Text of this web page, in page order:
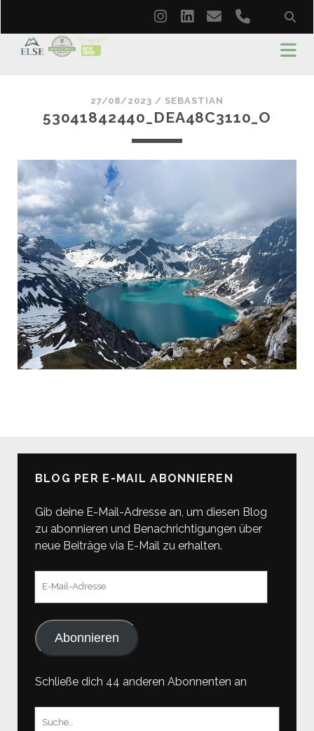
instagram
linkedin
emailphone
27/08/2023 / SEBASTIAN
53041842440_DEA48C3110_O
BLOG PER E-MAIL ABONNIEREN
Gib deine E-Mail-Adresse an, um diesen Blog
zu abonnieren und Benachrichtigungen über
neue Beiträge via E-Mail zu erhalten.
Abonnieren
Schließe dich 44 anderen Abonnenten an